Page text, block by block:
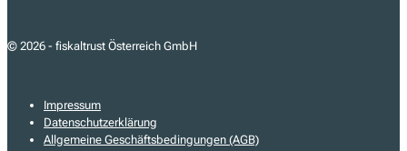
© 2026 - fiskaltrust Österreich GmbH
Impressum
Datenschutzerklärung
Allgemeine Geschäftsbedingungen (AGB)